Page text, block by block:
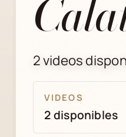
2 videos
VIDEOS
2 disponibles